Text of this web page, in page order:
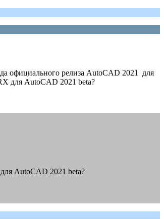
официального релиза AutoCAD 2021 для
для AutoCAD 2021 beta?
AutoCAD 2021 beta?